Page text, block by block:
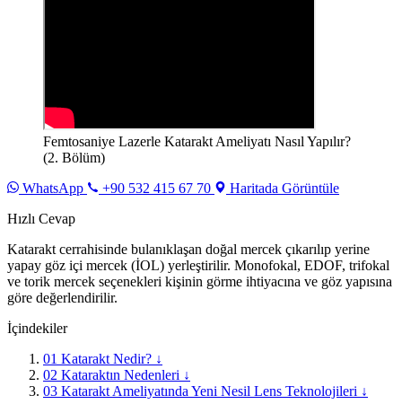
Femtosaniye Lazerle Katarakt Ameliyatı Nasıl Yapılır?
(2. Bölüm)
WhatsApp
+90 532 415 67 70
Haritada Görüntüle
Hızlı Cevap
Katarakt cerrahisinde bulanıklaşan doğal mercek çıkarılıp yerine
yapay göz içi mercek (İOL) yerleştirilir. Monofokal, EDOF, trifokal
ve torik mercek seçenekleri kişinin görme ihtiyacına ve göz yapısına
göre değerlendirilir.
İçindekiler
01 Katarakt Nedir? ↓
02 Kataraktın Nedenleri ↓
03 Katarakt Ameliyatında Yeni Nesil Lens Teknolojileri ↓